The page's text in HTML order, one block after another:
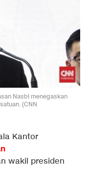
Nasbi menegaskan
(CNN
Kantor
wakil presiden